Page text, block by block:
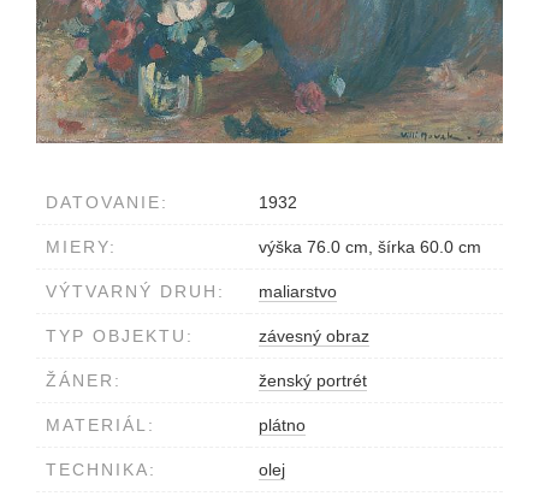
DATOVANIE: 1932
MIERY: výška 76.0 cm, šírka 60.0 cm
VÝTVARNÝ DRUH: maliarstvo
TYP OBJEKTU: závesný obraz
ŽÁNER: ženský portrét
MATERIÁL: plátno
TECHNIKA: olej